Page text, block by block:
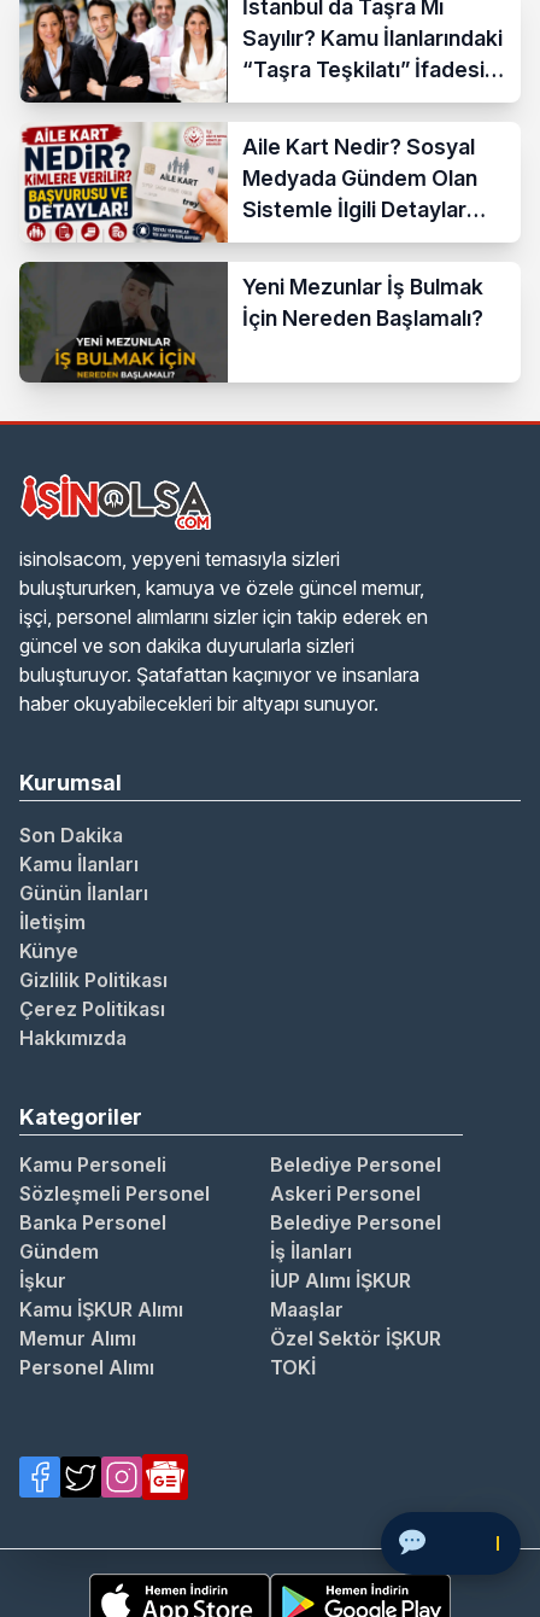
İstanbul da Taşra Mı
Sayılır? Kamu İlanlarındaki
“Taşra Teşkilatı” İfadesi
Açıklandı
Aile Kart Nedir? Sosyal
Medyada Gündem Olan
Sistemle İlgili Detaylar
Araştırılıyor
Yeni Mezunlar İş Bulmak
İçin Nereden Başlamalı?
isinolsacom, yepyeni temasıyla sizleri
buluştururken, kamuya ve özele güncel memur,
işçi, personel alımlarını sizler için takip ederek en
güncel ve son dakika duyurularla sizleri
buluşturuyor. Şatafattan kaçınıyor ve insanlara
haber okuyabilecekleri bir altyapı sunuyor.
Kurumsal
Son Dakika
Kamu İlanları
Günün İlanları
İletişim
Künye
Gizlilik Politikası
Çerez Politikası
Hakkımızda
Kategoriler
Kamu Personeli
Belediye Personel
Sözleşmeli Personel
Askeri Personel
Banka Personel
Belediye Personel
Gündem
İş İlanları
İşkur
İUP Alımı İŞKUR
Kamu İŞKUR Alımı
Maaşlar
Memur Alımı
Özel Sektör İŞKUR
Personel Alımı
TOKİ